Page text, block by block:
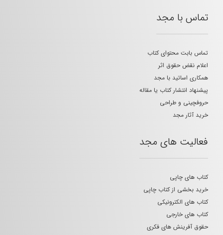
تماس با مجد
تماس بابت محتوای کتاب
اعلام نقض حقوق اثر
همکاری اساتید با مجد
پیشنهاد انتشار کتاب یا مقاله
حروفچینی و طراحی
خرید آثار مجد
فعالیت های مجد
کتاب های چاپی
خرید بخشی از کتاب چاپی
کتاب های الکترونیکی
کتاب های خارجی
حقوق آفرینش های فکری